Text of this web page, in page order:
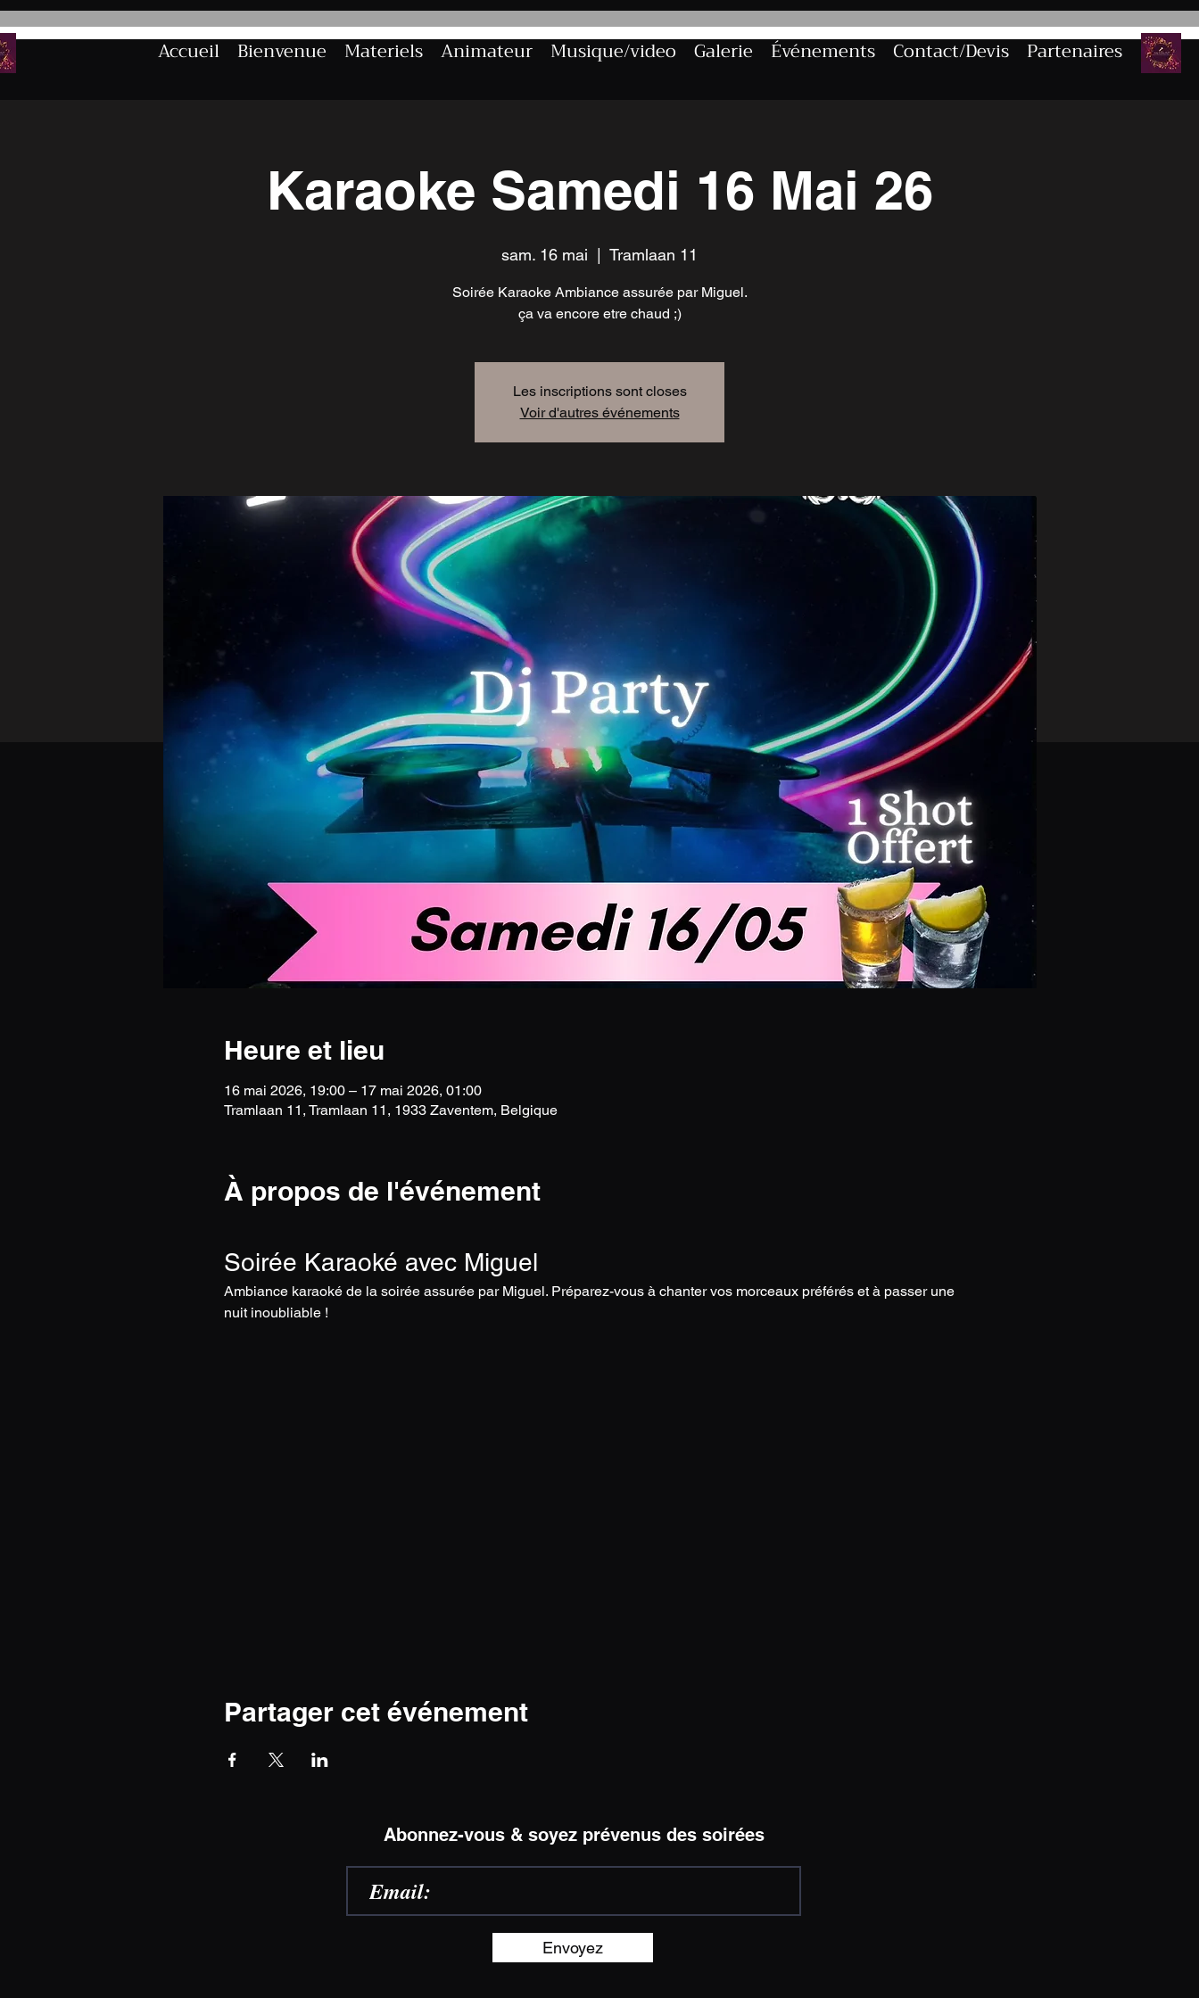
Accueil Bienvenue Materiels Animateur Musique/video Galerie Événements Contact/Devis Partenaires
Karaoke Samedi 16 Mai 26
sam. 16 mai Tramlaan 11
Soirée Karaoke Ambiance assurée par Miguel.
ça va encore etre chaud ;)
Les inscriptions sont closes
Voir d'autres événements
Heure et lieu
16 mai 2026, 19:00 – 17 mai 2026, 01:00
Tramlaan 11, Tramlaan 11, 1933 Zaventem, Belgique
À propos de l'événement
Soirée Karaoké avec Miguel
Ambiance karaoké de la soirée assurée par Miguel. Préparez-vous à chanter vos morceaux préférés et à passer une
nuit inoubliable !
Partager cet événement
Abonnez-vous & soyez prévenus des soirées
Envoyez